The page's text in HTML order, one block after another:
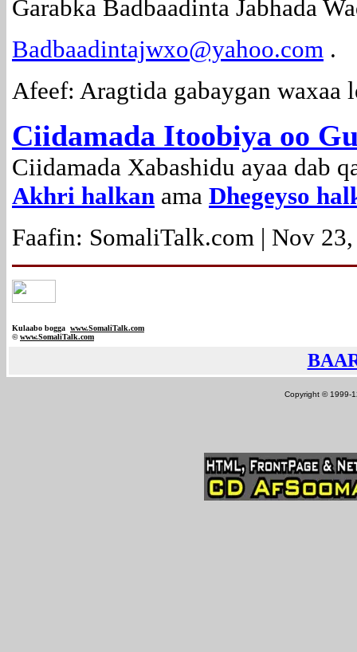
Garabka Badbaadinta Jabhada
Badbaadintajwxo@yahoo.com .
Afeef: Aragtida gabaygan waxaa
Ciidamada Itoobiya oo
Ciidamada Xabashidu ayaa dab
Akhri halkan ama Dhegeyso
Faafin: SomaliTalk.com | Nov
Kulaabo bogga www.SomaliTalk.com
©www.SomaliTalk.com
Copyright © 1999-